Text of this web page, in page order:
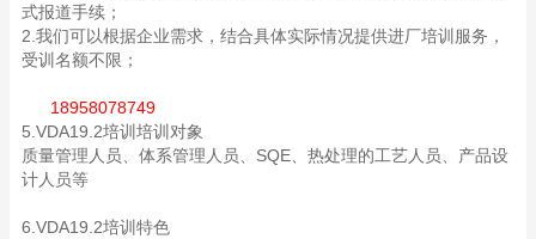
式报道手续；
2.我们可以根据企业需求，结合具体实际情况提供进厂培训服务，
受训名额不限；
18958078749
5.VDA19.2培训培训对象
质量管理人员、体系管理人员、SQE、热处理的工艺人员、产品设
计人员等
6.VDA19.2培训特色